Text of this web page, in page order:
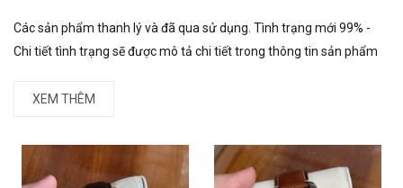
Các sản phẩm thanh lý và đã qua sử dụng. Tình trạng mới 99% -
Chi tiết tình trạng sẽ được mô tả chi tiết trong thông tin sản phẩm
XEM THÊM